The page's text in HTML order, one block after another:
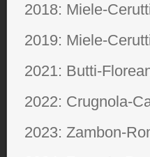
2018: Miele-
2019: Miele-
2021: Butti-
2022: Crugnola-
2023: Zambon-